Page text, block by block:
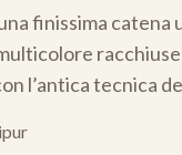
finissima catena
l’antica tecnica